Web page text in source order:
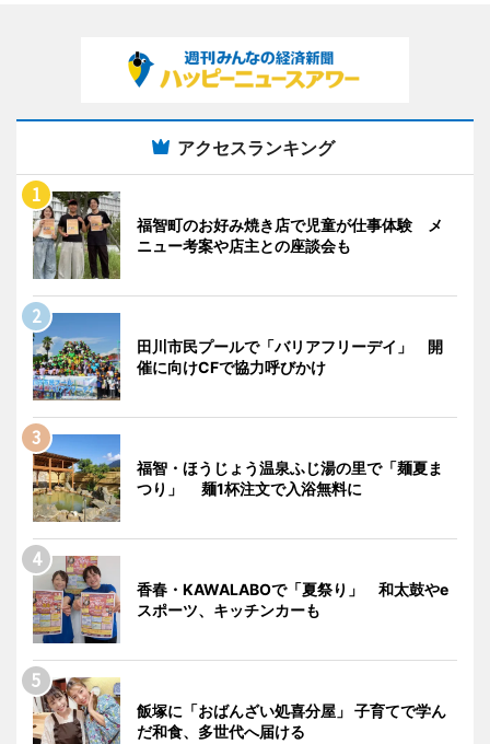
アクセスランキング
福智町のお好み焼き店で児童が仕事体験 メ
ニュー考案や店主との座談会も
田川市民プールで「バリアフリーデイ」 開
催に向けCFで協力呼びかけ
福智・ほうじょう温泉ふじ湯の里で「麺夏ま
つり」 麺1杯注文で入浴無料に
香春・KAWALABOで「夏祭り」 和太鼓やe
スポーツ、キッチンカーも
飯塚に「おばんざい処喜分屋」 子育てで学ん
だ和食、多世代へ届ける